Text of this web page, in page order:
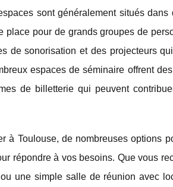
sont généralement situés dans
place pour de grands groupes de
de sonorisation et des projecteurs
espaces de séminaire offrent
de billetterie qui peuvent
à Toulouse, de nombreuses options
répondre à vos besoins. Que vous
une simple salle de réunion avec